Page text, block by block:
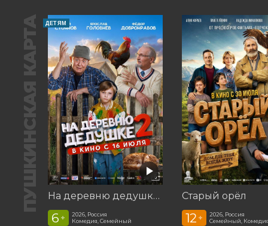
ПУШКИНСКАЯ КАРТА ДЕТЯМ
На деревню дедушке 2
6 +
2026, Россия
Комедия, Семейный
Старый орёл
12 +
2026, Россия
Семейный,